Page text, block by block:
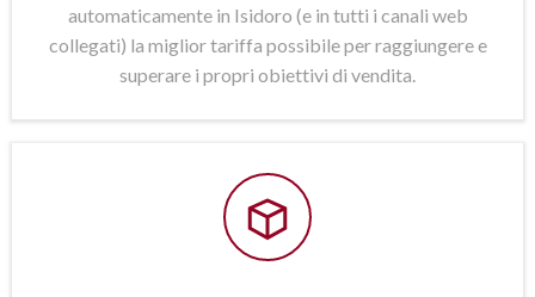
automaticamente in Isidoro (e in tutti i canali web
collegati) la miglior tariffa possibile per raggiungere e
superare i propri obiettivi di vendita.